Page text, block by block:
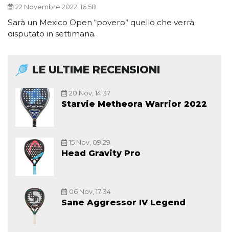
22 Novembre 2022, 16:58
Sarà un Mexico Open “povero” quello che verrà
disputato in settimana.
LE ULTIME RECENSIONI
20 Nov, 14:37
Starvie Metheora Warrior 2022
15 Nov, 09:29
Head Gravity Pro
06 Nov, 17:34
Sane Aggressor IV Legend